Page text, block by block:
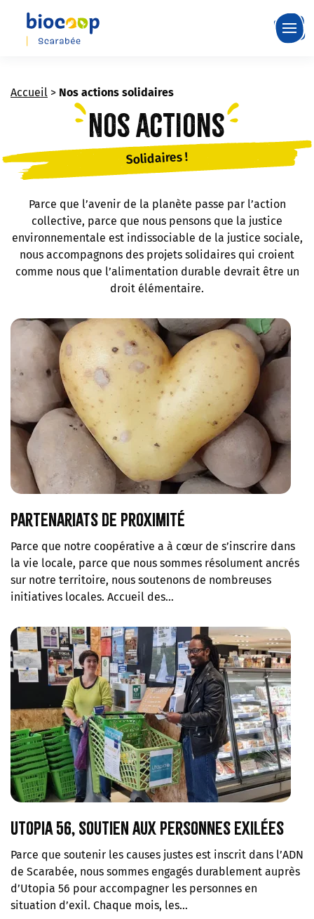
Skip
content
Accueil > Nos actions solidaires
Nos actions
Solidaires !
Parce que l’avenir de la planète passe par l’action
collective, parce que nous pensons que la justice
environnementale est indissociable de la justice sociale,
nous accompagnons des projets solidaires qui croient
comme nous que l’alimentation durable devrait être un
droit élémentaire.
Partenariats de proximité
Parce que notre coopérative a à cœur de s’inscrire dans
la vie locale, parce que nous sommes résolument ancrés
sur notre territoire, nous soutenons de nombreuses
initiatives locales. Accueil des…
Utopia 56, soutien aux personnes exilées
Parce que soutenir les causes justes est inscrit dans l’ADN
de Scarabée, nous sommes engagés durablement auprès
d’Utopia 56 pour accompagner les personnes en
situation d’exil. Chaque mois, les…